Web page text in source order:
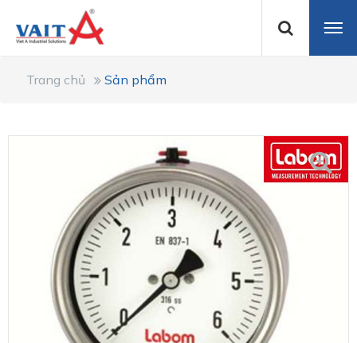
Trang chủ Sản phẩm